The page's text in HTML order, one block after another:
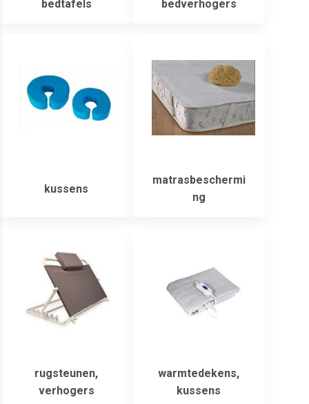
bedtafels bedverhogers
kussens
matrasbeschermi
ng
rugsteunen,
verhogers
warmtedekens,
kussens